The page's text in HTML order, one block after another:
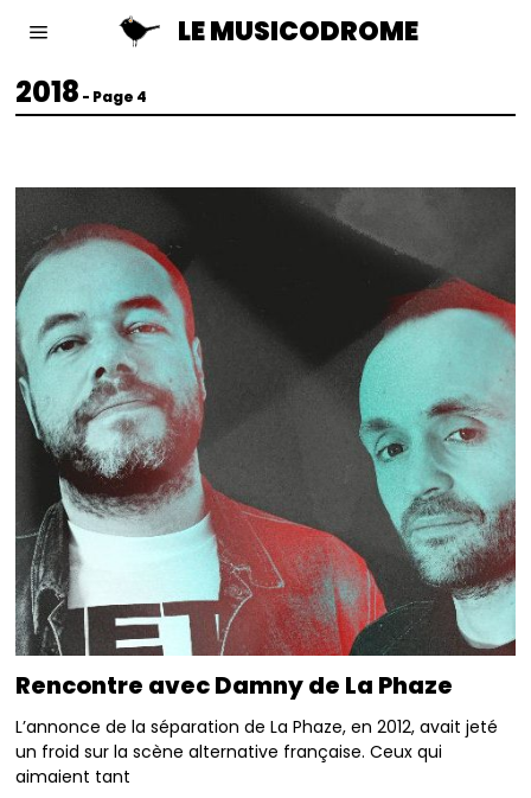
LE MUSICODROME
2018 - Page 4
Rencontre avec Damny de La Phaze
L’annonce de la séparation de La Phaze, en 2012, avait jeté
un froid sur la scène alternative française. Ceux qui
aimaient tant